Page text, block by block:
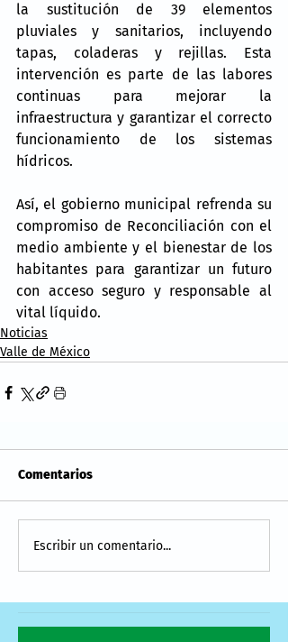
la sustitución de 39 elementos
pluviales y sanitarios, incluyendo
tapas, coladeras y rejillas. Esta
intervención es parte de las labores
continuas para mejorar la
infraestructura y garantizar el correcto
funcionamiento de los sistemas
hídricos.
Así, el gobierno municipal refrenda su
compromiso de Reconciliación con el
medio ambiente y el bienestar de los
habitantes para garantizar un futuro
con acceso seguro y responsable al
vital líquido.
Noticias
Valle de México
Comentarios
Escribir un comentario...